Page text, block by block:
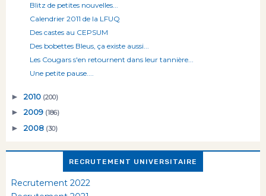
Blitz de petites nouvelles...
Calendrier 2011 de la LFUQ
Des castes au CEPSUM
Des bobettes Bleus, ça existe aussi...
Les Cougars s'en retournent dans leur tannière...
Une petite pause....
► 2010 (200)
► 2009 (186)
► 2008 (30)
RECRUTEMENT UNIVERSITAIRE
Recrutement 2022